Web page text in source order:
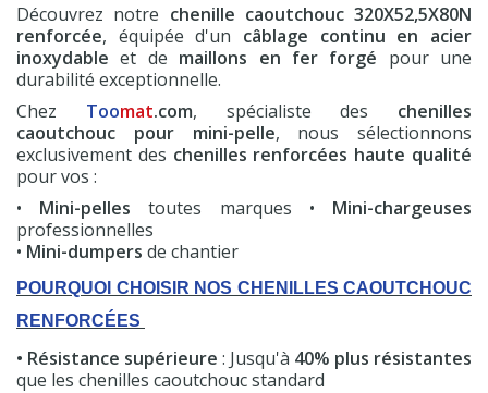
Découvrez notre chenille caoutchouc 320X52,5X80N
renforcée, équipée d'un câblage continu en acier
inoxydable et de maillons en fer forgé pour une
durabilité exceptionnelle.
Chez Toomat.com, spécialiste des chenilles
caoutchouc pour mini-pelle, nous sélectionnons
exclusivement des chenilles renforcées haute qualité
pour vos :
• Mini-pelles toutes marques • Mini-chargeuses
professionnelles
• Mini-dumpers de chantier
POURQUOI CHOISIR NOS CHENILLES CAOUTCHOUC
RENFORCÉES
• Résistance supérieure : Jusqu'à 40% plus résistantes
que les chenilles caoutchouc standard